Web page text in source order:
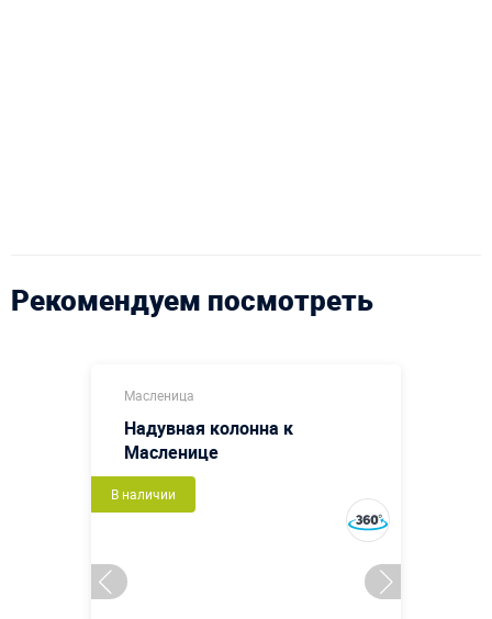
Рекомендуем посмотреть
Масленица
Надувная колонна к
Масленице
В наличии